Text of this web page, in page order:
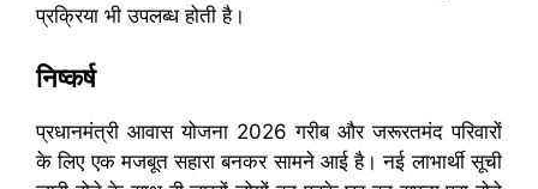
प्रक्रिया भी उपलब्ध होती है।
निष्कर्ष
प्रधानमंत्री आवास योजना 2026 गरीब और जरूरतमंद परिवारों
के लिए एक मजबूत सहारा बनकर सामने आई है। नई लाभार्थी सूची